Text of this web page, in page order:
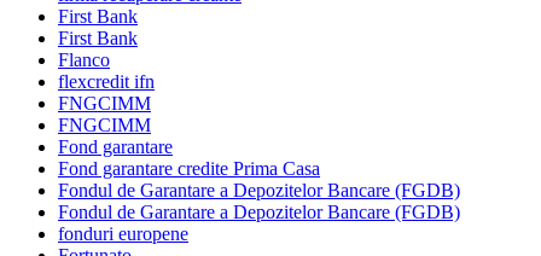
First Bank
First Bank
Flanco
flexcredit ifn
FNGCIMM
FNGCIMM
Fond garantare
Fond garantare credite Prima Casa
Fondul de Garantare a Depozitelor Bancare (FGDB)
Fondul de Garantare a Depozitelor Bancare (FGDB)
fonduri europene